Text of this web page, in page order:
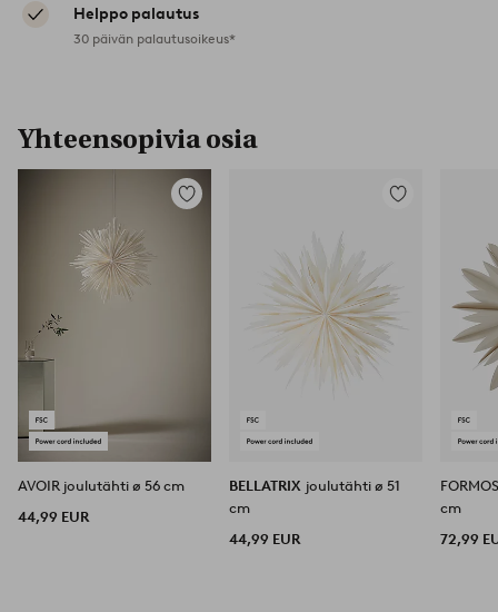
Helppo palautus
30 päivän palautusoikeus*
Yhteensopivia osia
Lisää
AVOIR joulutähti ø 56 cm
44,99 EUR
Lisää
BELLATRIX joulutähti ø 51
cm
44,99 EUR
cm
72,99